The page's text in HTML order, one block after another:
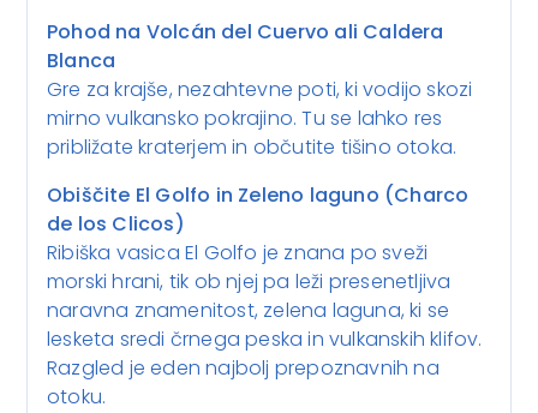
Pohod na Volcán del Cuervo ali Caldera
Blanca
Gre za krajše, nezahtevne poti, ki vodijo skozi
mirno vulkansko pokrajino. Tu se lahko res
približate kraterjem in občutite tišino otoka.
Obiščite El Golfo in Zeleno laguno (Charco
de los Clicos)
Ribiška vasica El Golfo je znana po sveži
morski hrani, tik ob njej pa leži presenetljiva
naravna znamenitost, zelena laguna, ki se
lesketa sredi črnega peska in vulkanskih klifov.
Razgled je eden najbolj prepoznavnih na
otoku.